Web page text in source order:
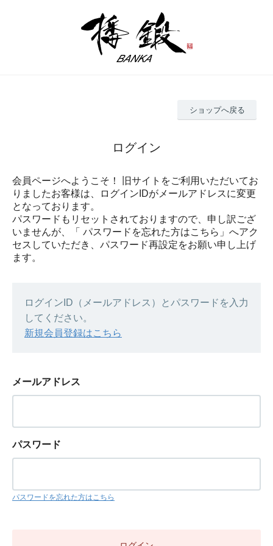
ショップへ戻る
ログイン
会員ページへようこそ！ 旧サイトをご利用いただいてお
りましたお客様は、ログインIDがメールアドレスに変更
となっております。
パスワードもリセットされておりますので、申し訳ござ
いませんが、「 パスワードを忘れた方はこちら」へアク
セスしていただき、パスワード再設定をお願い申し上げ
ます。
ログインID（メールアドレス）とパスワードを入力
してください。
新規会員登録はこちら
メールアドレス
パスワード
パスワードを忘れた方はこちら